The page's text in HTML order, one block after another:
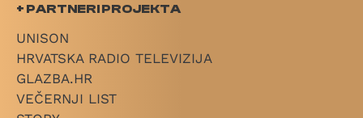
+ PARTNERI PROJEKTA
UNISON
HRVATSKA RADIO TELEVIZIJA
GLAZBA.HR
VEČERNJI LIST